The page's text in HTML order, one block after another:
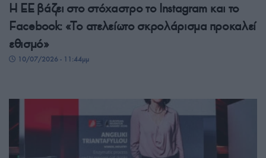
Η ΕΕ βάζει στο στόχαστρο το Instagram και το
Facebook: «Το ατελείωτο σκρολάρισμα προκαλεί
εθισμό»
10/07/2026 - 11:44μμ